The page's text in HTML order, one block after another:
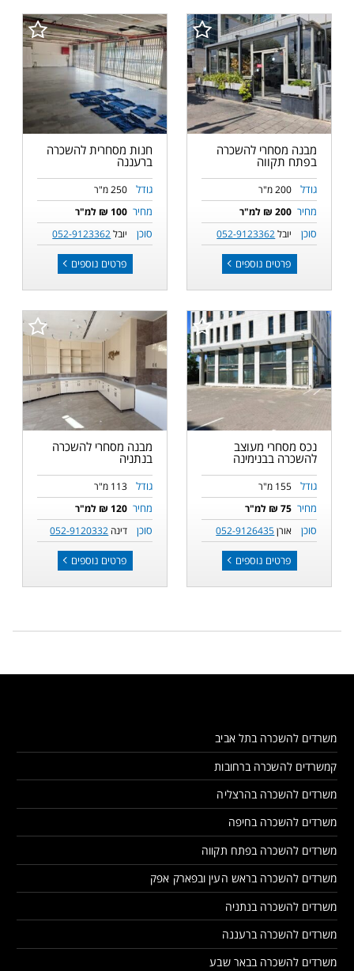
מבנה מסחרי להשכרה
בפתח תקווה
גודל 200 מ"ר
מחיר 200 ₪ למ"ר
סוכן יובל052-9123362
פרטים נוספים
חנות מסחרית להשכרה
ברעננה
גודל 250 מ"ר
מחיר 100 ₪ למ"ר
סוכן יובל052-9123362
פרטים נוספים
נכס מסחרי מעוצב
להשכרה בבנימינה
גודל 155 מ"ר
מחיר 75 ₪ למ"ר
סוכן אורן052-9126435
פרטים נוספים
מבנה מסחרי להשכרה
בנתניה
גודל 113 מ"ר
מחיר 120 ₪ למ"ר
סוכן דינה 052-9120332
פרטים נוספים
משרדים להשכרה בתל אביב
קמשרדים להשכרה ברחובות
משרדים להשכרה בהרצליה
משרדים להשכרה בחיפה
משרדים להשכרה בפתח תקווה
משרדים להשכרה בראש העין ובפארק אפק
משרדים להשכרה בנתניה
משרדים להשכרה ברעננה
משרדים להשכרה בבאר שבע